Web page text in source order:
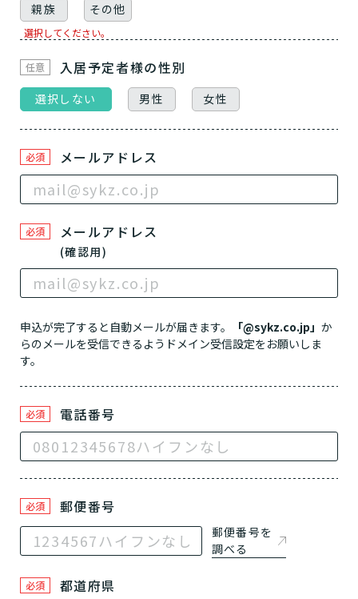
親族 その他
選択してください。
任意 入居予定者様の性別
選択しない 男性 女性
必須 メールアドレス
必須 メールアドレス
(確認用)
申込が完了すると自動メールが届きます。 「@sykz.co.jp」 か
らのメールを受信できるようドメイン受信設定をお願いしま
す。
必須 電話番号
必須 郵便番号
郵便番号を
調べる
必須 都道府県
あなたに適しているのは?
介護保険サービスは20種類以上あり、それぞれ
用途やご利用目的が違います。
「どのサービスを使ったらいいのかわからな
い!」という方は、 まずはどんなサービスがあ
なたに適しているのか簡単にチェックしてみま
しょう!最大4つの質問に答えていただくだけ
す。
診断スタート
要介護認定を受け、要支援１～２、
要介護１～５、いずれかの判定を受
けていますか？
非該当(自立)
と判定された
ご自宅で生活しながら介護サービス
を使いたいですか？
老人ホームなどの施設に移り住みた
いですか？
使いたい
施設へ移り住みたい
介護などサポートが必要ですか？
必要
介護スタッフにご自宅に来てもらい
たいですか？
通いたい
来てもらいたい
認知症の診断を受けていますか？
または物忘れなど認知症の疑いはあ
りますか？
はい
日帰りで使いたいですか？
一時的に宿泊したいですか？
日帰りで使いたい
一時的に宿泊したい
要支援１～２・要介護１～２です
要介護３～５ですか？
要支援１～２
要介護３～５